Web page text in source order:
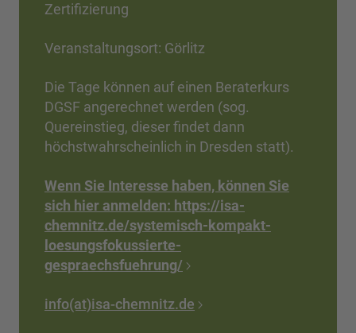
Zertifizierung
Veranstaltungsort: Görlitz
Die Tage können auf einen Beraterkurs
DGSF angerechnet werden (sog.
Quereinstieg, dieser findet dann
höchstwahrscheinlich in Dresden statt).
Wenn Sie Interesse haben, können Sie
sich hier anmelden: https://isa-
chemnitz.de/systemisch-kompakt-
loesungsfokussierte-
gespraechsfuehrung/
info(at)isa-chemnitz.de